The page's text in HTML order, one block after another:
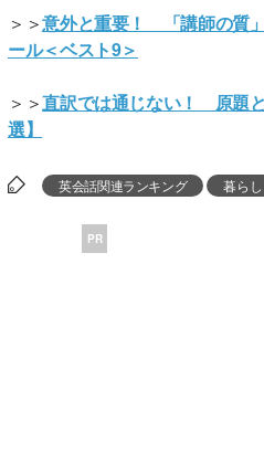
＞＞意外と重要！ 「講師の質
ール＜ベスト9＞
＞＞直訳では通じない！ 原題
選】
英会話関連ランキング 暮らし
PR